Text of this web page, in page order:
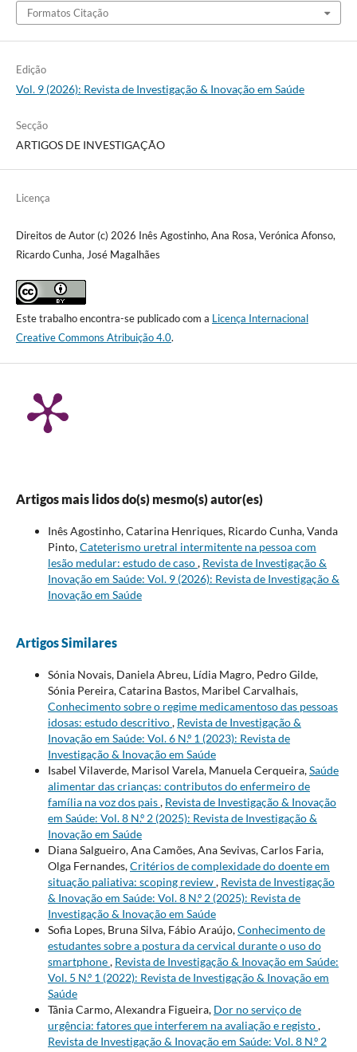
Formatos Citação
Edição
Vol. 9 (2026): Revista de Investigação & Inovação em Saúde
Secção
ARTIGOS DE INVESTIGAÇÃO
Licença
Direitos de Autor (c) 2026 Inês Agostinho, Ana Rosa, Verónica Afonso,
Ricardo Cunha, José Magalhães
Este trabalho encontra-se publicado com a Licença Internacional
Creative Commons Atribuição 4.0.
Artigos mais lidos do(s) mesmo(s) autor(es)
Inês Agostinho, Catarina Henriques, Ricardo Cunha, Vanda
Pinto,Cateterismo uretral intermitente na pessoa com
lesão medular: estudo de caso, Revista de Investigação &
Inovação em Saúde: Vol. 9 (2026): Revista de Investigação &
Inovação em Saúde
Artigos Similares
Sónia Novais, Daniela Abreu, Lídia Magro, Pedro Gilde,
Sónia Pereira, Catarina Bastos, Maribel Carvalhais,
Conhecimento sobre o regime medicamentoso das pessoas
idosas: estudo descritivo, Revista de Investigação &
Inovação em Saúde: Vol. 6 N.º 1 (2023): Revista de
Investigação & Inovação em Saúde
Isabel Vilaverde, Marisol Varela, Manuela Cerqueira,Saúde
alimentar das crianças: contributos do enfermeiro de
família na voz dos pais, Revista de Investigação & Inovação
em Saúde: Vol. 8 N.º 2 (2025): Revista de Investigação &
Inovação em Saúde
Diana Salgueiro, Ana Camões, Ana Sevivas, Carlos Faria,
Olga Fernandes,Critérios de complexidade do doente em
situação paliativa: scoping review, Revista de Investigação
& Inovação em Saúde: Vol. 8 N.º 2 (2025): Revista de
Investigação & Inovação em Saúde
Sofia Lopes, Bruna Silva, Fábio Araújo,Conhecimento de
estudantes sobre a postura da cervical durante o uso do
smartphone, Revista de Investigação & Inovação em Saúde:
Vol. 5 N.º 1 (2022): Revista de Investigação & Inovação em
Saúde
Tânia Carmo, Alexandra Figueira, Dor no serviço de
urgência: fatores que interferem na avaliação e registo,
Revista de Investigação & Inovação em Saúde: Vol. 8 N.º 2